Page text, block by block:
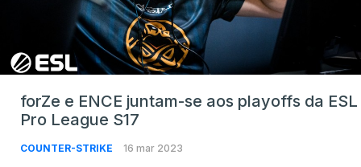
forZe e ENCE juntam-se aos playoffs da ESL
Pro League S17
COUNTER-STRIKE 16 mar 2023